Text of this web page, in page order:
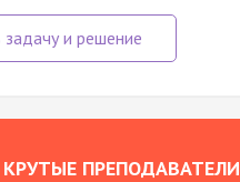
КРУТЫЕ ПРЕПОДАВАТЕЛИ